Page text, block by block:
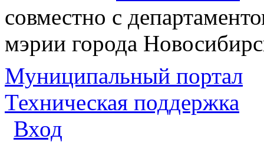
совместно с
мэрии города
Муниципальный портал
Техническая поддержка
Вход